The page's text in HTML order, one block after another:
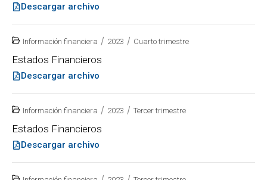
Descargar archivo
Información financiera / 2023 / Cuarto trimestre
Estados Financieros
Descargar archivo
Información financiera / 2023 / Tercer trimestre
Estados Financieros
Descargar archivo